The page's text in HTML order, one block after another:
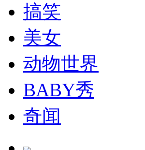
纽约上演“枕头大战”
司机酒驾遇交警 急速倒车逃窜
搞笑
美女
动物世界
BABY秀
奇闻